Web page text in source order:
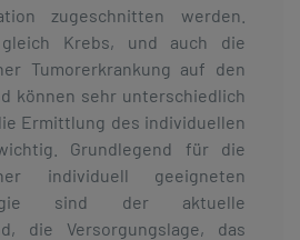
zugeschnitten werden.
Krebs, und auch die
Tumorerkrankung auf den
können sehr unterschiedlich
Ermittlung des individuellen
Grundlegend für die
individuell geeigneten
sind der aktuelle
die Versorgungslage, das